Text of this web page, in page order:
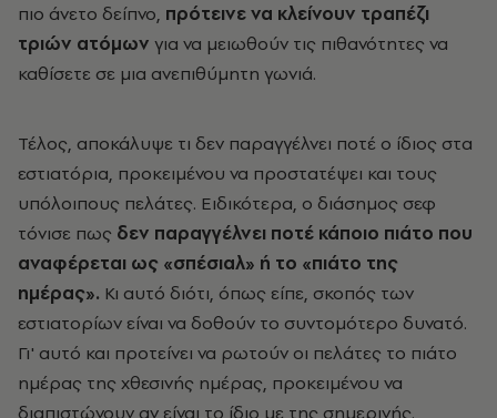
πιο άνετο δείπνο, πρότεινε να κλείνουν τραπέζι
τριών ατόμων για να μειωθούν τις πιθανότητες να
καθίσετε σε μια ανεπιθύμητη γωνιά.
Τέλος, αποκάλυψε τι δεν παραγγέλνει ποτέ ο ίδιος στα
εστιατόρια, προκειμένου να προστατέψει και τους
υπόλοιπους πελάτες. Ειδικότερα, ο διάσημος σεφ
τόνισε πως δεν παραγγέλνει ποτέ κάποιο πιάτο που
αναφέρεται ως «σπέσιαλ» ή το «πιάτο της
ημέρας». Κι αυτό διότι, όπως είπε, σκοπός των
εστιατορίων είναι να δοθούν το συντομότερο δυνατό.
Γι' αυτό και προτείνει να ρωτούν οι πελάτες το πιάτο
ημέρας της χθεσινής ημέρας, προκειμένου να
διαπιστώνουν αν είναι το ίδιο με της σημερινής.